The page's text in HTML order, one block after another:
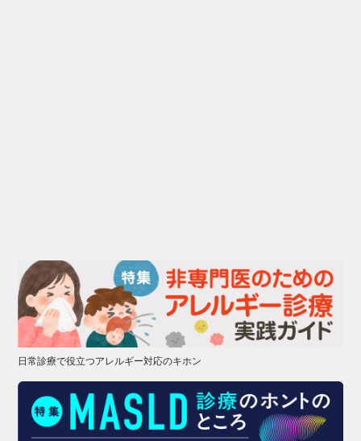
日常診療で役立つアレルギー対応のキホン